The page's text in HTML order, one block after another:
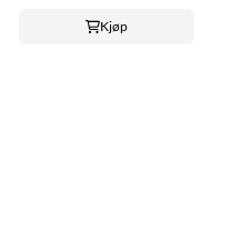
Kjøp